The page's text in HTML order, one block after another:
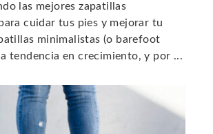
las mejores zapatillas
cuidar tus pies y mejorar tu
minimalistas (o barefoot
tendencia en crecimiento, y por ...